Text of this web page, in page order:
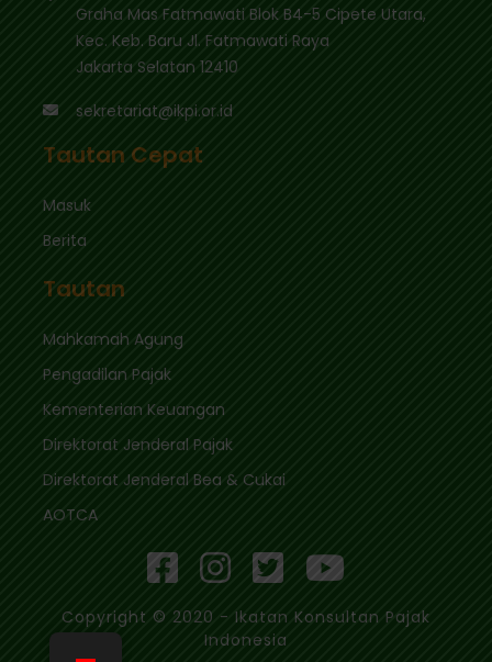
Graha Mas Fatmawati Blok B4-5 Cipete Utara,
Kec. Keb. Baru Jl. Fatmawati Raya
Jakarta Selatan 12410
sekretariat@ikpi.or.id
Tautan Cepat
Masuk
Berita
Tautan
Mahkamah Agung
Pengadilan Pajak
Kementerian Keuangan
Direktorat Jenderal Pajak
Direktorat Jenderal Bea & Cukai
AOTCA
Copyright © 2020 - Ikatan Konsultan Pajak
Indonesia